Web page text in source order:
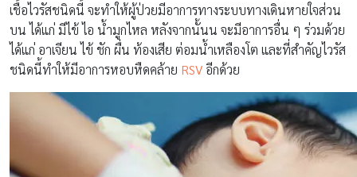
เชื้อไวรัสชนิดนี้ จะทำให้ผู้ป่วยมีอาการทางระบบทางเดินหายใจส่วน
บน ได้แก่ มีไข้ ไอ น้ำมูกไหล หลังจากนั้นน จะมีอาการอื่น ๆ ร่วมด้วย
ได้แก่ อาเจียน ไข้ ชัก ผื่น ท้องเสีย ต่อมน้ำเหลืองโต และที่สำคัญไวรัส
ชนิดนี้ทำให้มีอาการหอบหืดคล้าย RSV อีกด้วย